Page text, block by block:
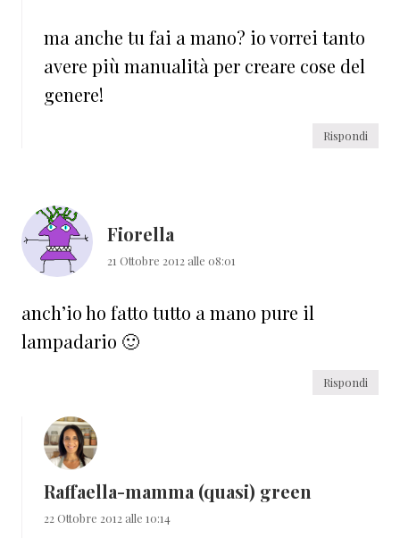
ma anche tu fai a mano? io vorrei tanto
avere più manualità per creare cose del
genere!
Rispondi
Fiorella
21 Ottobre 2012 alle 08:01
anch’io ho fatto tutto a mano pure il
lampadario 🙂
Rispondi
Raffaella-mamma (quasi) green
22 Ottobre 2012 alle 10:14